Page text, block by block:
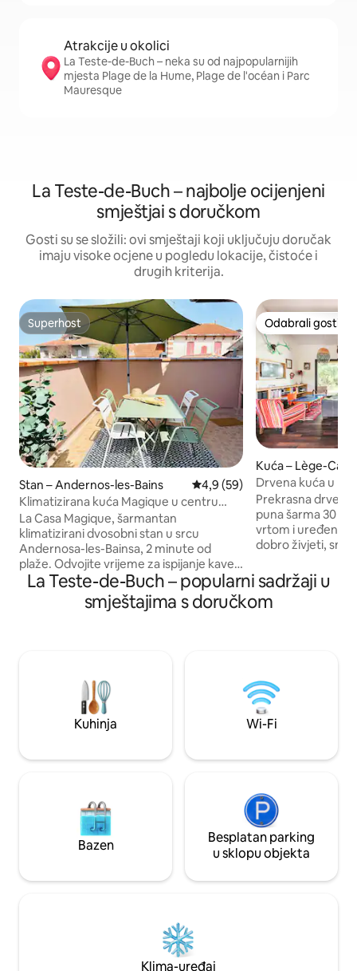
Atrakcije u okolici
La Teste-de-Buch – neka su od najpopularnijih
mjesta Plage de la Hume, Plage de l'océan i Parc
Mauresque
La Teste-de-Buch – najbolje ocijenjeni
smještjai s doručkom
Gosti su se složili: ovi smještaji koji uključuju doručak
imaju visoke ocjene u pogledu lokacije, čistoće i
drugih kriterija.
Superhost
Superhost
Stan – Andernos-les-Bains Prosječna ocjena: 4,9/5,
4,9 (59)
Klimatizirana kuća Magique u centru
grada i 2 minute od plaže
La Casa Magique, šarmantan
klimatizirani dvosobni stan u srcu
Andernosa-les-Bainsa, 2 minute od
plaže. Odvojite vrijeme za ispijanje kave
na terasi koja se nalazi na mirnoj lokaciji,
na stražnjoj strani ulice. Uživajte u
sladoledu na povratku s plaže na
kao kod kuće. Sve vam je na
raspolaganju za boravak između
opuštanja i otkrića. Posjetite nas uskoro
Odabrali gosti
Odabrali gosti
Kuća – Lège-
Drvena kuća u
Prekrasna drvena
puna šarma 30 m od
vrtom i uređenim terasama na kojima je
dobro živjeti,
Prva plaža na
spavaće sobe: 1
140 i 1 krevet u
naknade za
eura.
La Teste-de-Buch – popularni sadržaji u
smještajima s doručkom
Kuhinja Wi-Fi
Bazen
Besplatan parking
u sklopu objekta
Klima-uređaj